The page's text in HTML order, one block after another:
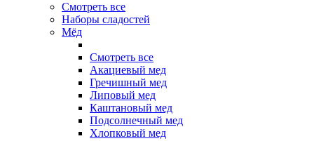
Смотреть все
Наборы сладостей
Мёд
Смотреть все
Акациевый мед
Гречишный мед
Липовый мед
Каштановый мед
Подсолнечный мед
Хлопковый мед